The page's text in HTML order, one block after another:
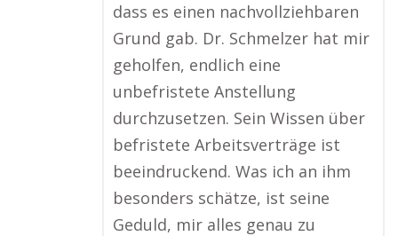
dass es einen nachvollziehbaren
Grund gab. Dr. Schmelzer hat mir
geholfen, endlich eine
unbefristete Anstellung
durchzusetzen. Sein Wissen über
befristete Arbeitsverträge ist
beeindruckend. Was ich an ihm
besonders schätze, ist seine
Geduld, mir alles genau zu